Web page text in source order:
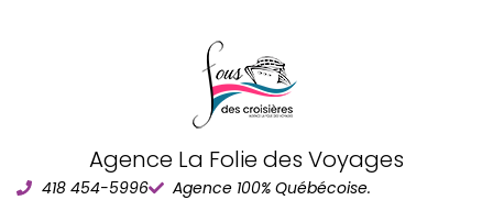
Agence La Folie des Voyages
418 454-5996
Agence 100% Québécoise.